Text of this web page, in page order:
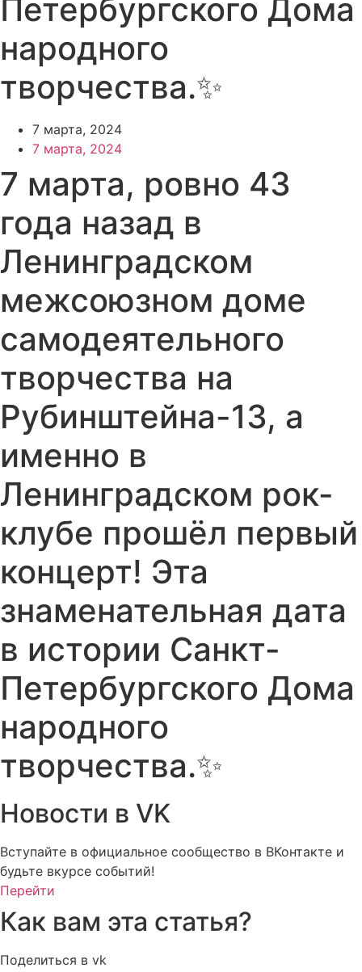
Петербургского Дома
народного
творчества.✨
7 марта, 2024
7 марта, 2024
7 марта, ровно 43
года назад в
Ленинградском
межсоюзном доме
самодеятельного
творчества на
Рубинштейна-13, а
именно в
Ленинградском рок-
клубе прошёл первый
концерт! Эта
знаменательная дата
в истории Санкт-
Петербургского Дома
народного
творчества.✨
Новости в VK
Вступайте в официальное сообщество в ВКонтакте и
будьте вкурсе событий!
Перейти
Как вам эта статья?
Поделиться в vk